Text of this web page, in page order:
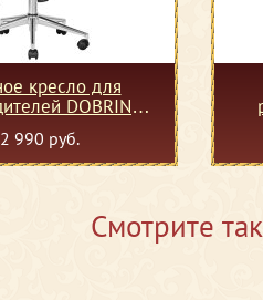
кресло для
DOBRIN
черный
990 руб.
Смотрите